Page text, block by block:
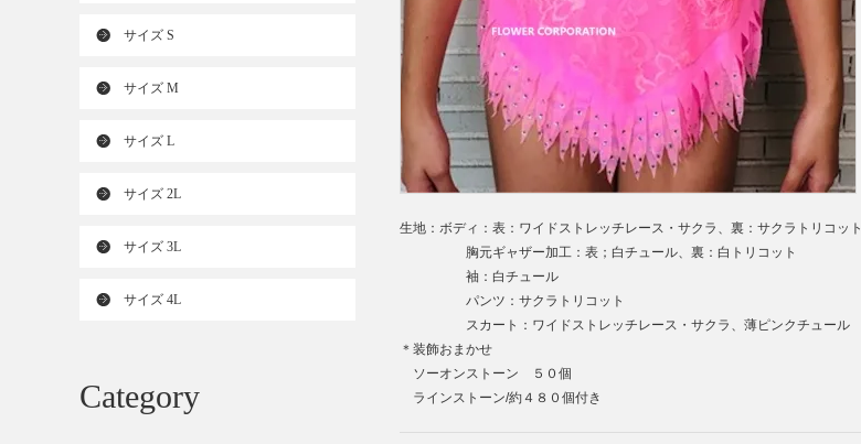
生地：ボディ：表：ワイドストレッチレース・サクラ、裏：サクラトリコット
胸元ギャザー加工：表；白チュール、裏：白トリコット
袖：白チュール
パンツ：サクラトリコット
スカート：ワイドストレッチレース・サクラ、薄ピンクチュール
＊装飾おまかせ
ソーオンストーン ５０個
ラインストーン/約４８０個付き
サイズ S
サイズ M
サイズ L
サイズ 2L
サイズ 3L
サイズ 4L
Category